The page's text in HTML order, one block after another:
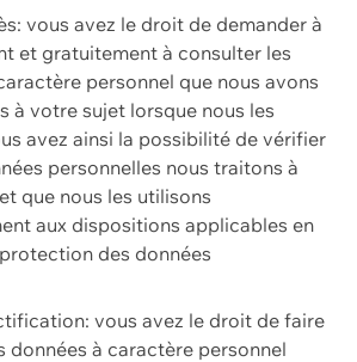
vous avez le droit de demander à
et gratuitement à consulter les
personnel que nous avons
à votre sujet lorsque nous les
avez ainsi la possibilité de vérifier
personnelles nous traitons à
que nous les utilisons
aux dispositions applicables en
des données
vous avez le droit de faire
données à caractère personnel